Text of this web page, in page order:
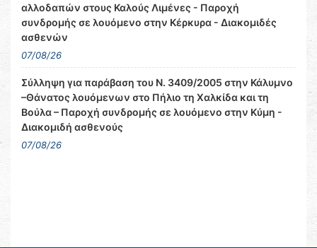
αλλοδαπών στους Καλούς Λιμένες - Παροχή
συνδρομής σε λουόμενο στην Κέρκυρα - Διακομιδές
ασθενών
07/08/26
Σύλληψη για παράβαση του Ν. 3409/2005 στην Κάλυμνο
–Θάνατος λουόμενων στο Πήλιο τη Χαλκίδα και τη
Βούλα – Παροχή συνδρομής σε λουόμενο στην Κύμη -
Διακομιδή ασθενούς
07/08/26